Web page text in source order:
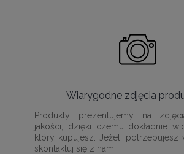
Wiarygodne zdjęcia
Produkty prezentujemy na
jakości, dzięki czemu dokładnie
który kupujesz. Jeżeli potrzebujesz
skontaktuj się z nami.